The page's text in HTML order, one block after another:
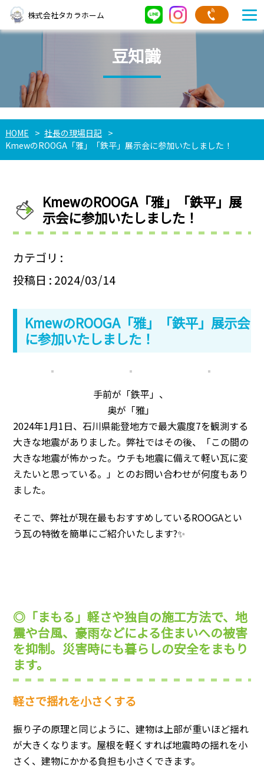
株式会社タカラホーム
豆知識
HOME
社長の現場日記
KmewのROOGA「雅」「鉄平」展示会に参加いたしました！
KmewのROOGA「雅」「鉄平」展
示会に参加いたしました！
カテゴリ :
投稿日 : 2024/03/14
KmewのROOGA「雅」「鉄平」展示会
に参加いたしました！
手前が「鉄平」、
奥が「雅」
2024年1月1日、石川県能登地方で最大震度7を観測する
大きな地震がありました。弊社ではその後、「この間の
大きな地震が怖かった。ウチも地震に備えて軽い瓦に変
えたいと思っている。」とのお問い合わせが何度もあり
ました。
そこで、弊社が現在最もおすすめしているROOGAとい
う瓦の特徴を簡単にご紹介いたします?✨
◎「まもる」軽さや独自の施工方法で、地
震や台風、豪雨などによる住まいへの被害
を抑制。災害時にも暮らしの安全をまもり
ます。
軽さで揺れを小さくする
振り子の原理と同じように、建物は上部が重いほど揺れ
が大きくなります。屋根を軽くすれば地震時の揺れを小
さく、建物にかかる負担も小さくできます。